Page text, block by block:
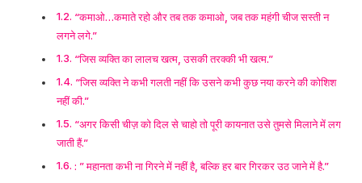
“कमाओ…कमाते रहो और तब तक कमाओ, जब तक महंगी चीज सस्ती न
लगने लगे.”
“जिस व्यक्ति का लालच खत्म, उसकी तरक्की भी खत्म.”
“जिस व्यक्ति ने कभी गलती नहीं कि उसने कभी कुछ नया करने की कोशिश
नहीं की.”
“अगर किसी चीज़ को दिल से चाहो तो पूरी कायनात उसे तुमसे मिलाने में लग
जाती हैं.”
: ” महानता कभी ना गिरने में नहीं है, बल्कि हर बार गिरकर उठ जाने में है.”